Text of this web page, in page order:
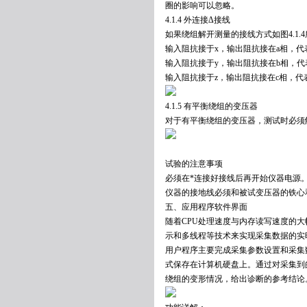
圈的影响可以忽略。
4.1.4 外连接Δ接线
如果绕组解开测量的接线方式如图
输入阻抗接于x，输出阻抗接在a相，代
输入阻抗接于y，输出阻抗接在b相，代
输入阻抗接于z，输出阻抗接在c相，代
4.1.5 有平衡绕组的变压器
对于有平衡绕组的变压器，测试时必
试验的注意事项
必须在*连接好接线后再开始仪器电源
仪器的接地线必须和被试变压器的铁
五、应用程序软件界面
随着CPU处理速度与内存读写速度的
示和多线程等技术来实现采集数据的实
用户程序主要完成采集参数设置和采
式保存在计算机硬盘上。通过对采集
绕组的变形情况，给出诊断的参考结论